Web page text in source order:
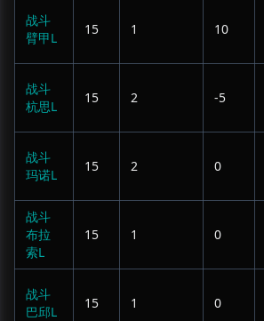
战斗
臂甲L
15 1 10
战斗
杭思L
15 2 -5
战斗
玛诺L
15 2 0
战斗
布拉
索L
15 1 0
战斗
巴邱L
15 1 0